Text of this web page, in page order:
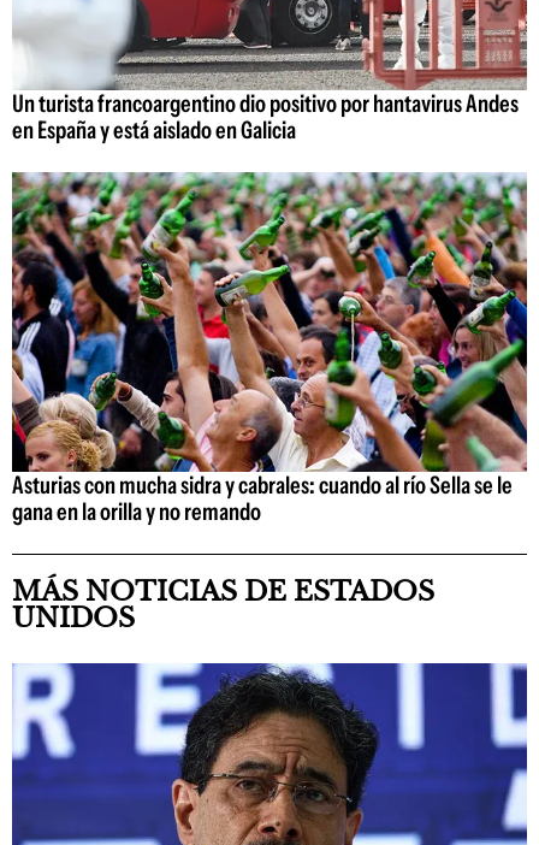
Un turista francoargentino dio positivo por hantavirus Andes
en España y está aislado en Galicia
Asturias con mucha sidra y cabrales: cuando al río Sella se le
gana en la orilla y no remando
MÁS NOTICIAS DE ESTADOS
UNIDOS